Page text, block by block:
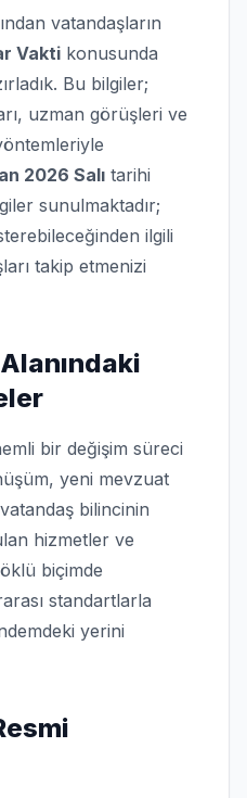
vatandaşların
Vakti konusunda
Bu bilgiler;
uzman görüşleri ve
2026 Salı tarihi
sunulmaktadır;
ilgili
takip etmenizi
bir değişim süreci
yeni mevzuat
bilincinin
hizmetler ve
biçimde
standartlarla
yerini